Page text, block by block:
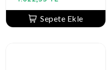
Sepete Ekle